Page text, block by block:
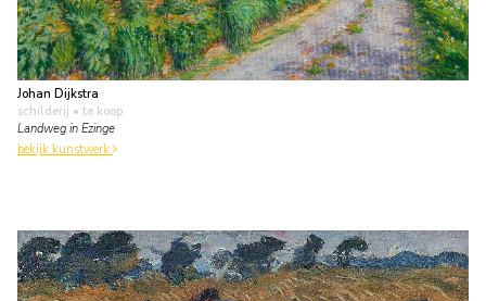
Johan Dijkstra
schilderij • te koop
Landweg in Ezinge
bekijk kunstwerk